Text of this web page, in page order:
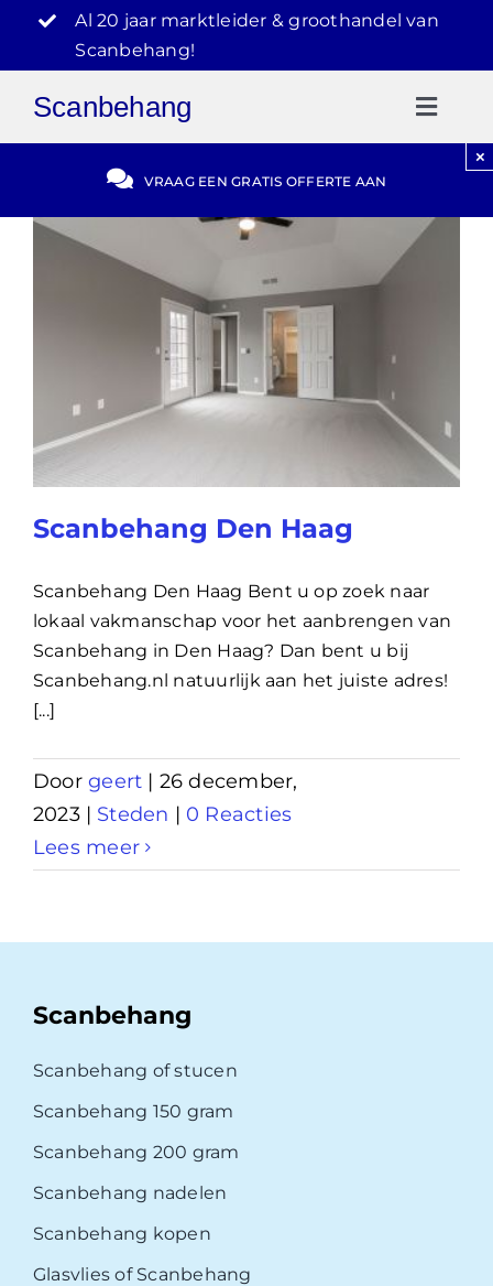
inhoud
Al 20 jaar marktleider & groothandel van
Scanbehang!
Scanbehang
Gratis Offerte
Blog
VRAAG EEN GRATIS OFFERTE AAN
×
Scanbehang Den Haag
Scanbehang Den Haag Bent u op zoek naar
lokaal vakmanschap voor het aanbrengen van
Scanbehang in Den Haag? Dan bent u bij
Scanbehang.nl natuurlijk aan het juiste adres!
[...]
Doorgeert | 26 december,
2023 | Steden | 0 Reacties
Lees meer
Scanbehang
Scanbehang of stucen
Scanbehang 150 gram
Scanbehang 200 gram
Scanbehang nadelen
Scanbehang kopen
Glasvlies of Scanbehang